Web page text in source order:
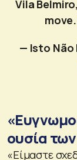
Vila
move.
— Isto Não
ουσία
«Είμαστε